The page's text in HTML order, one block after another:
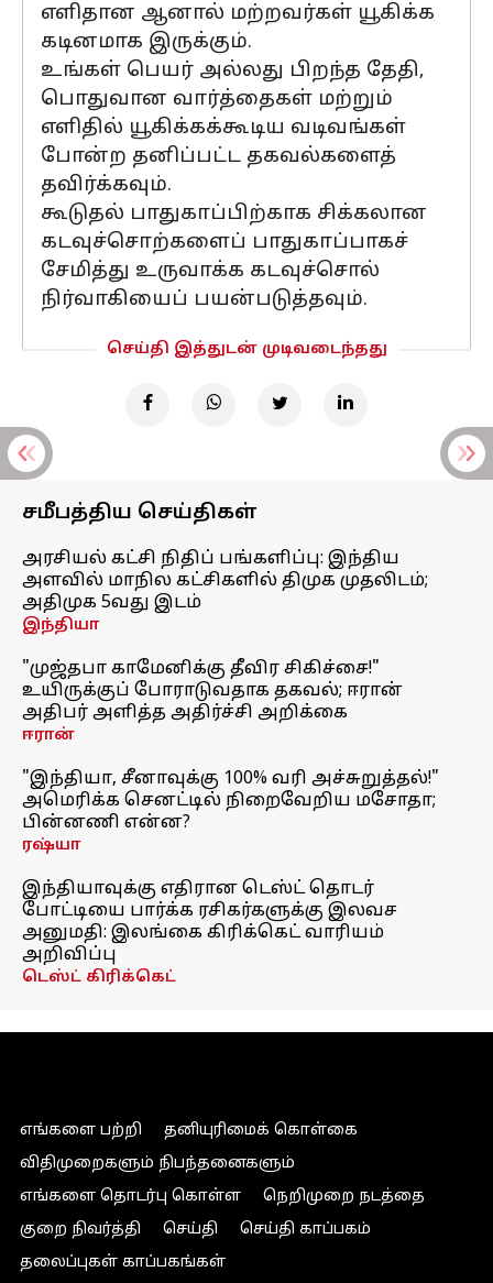
எளிதான ஆனால் மற்றவர்கள் யூகிக்க
கடினமாக இருக்கும்.
உங்கள் பெயர் அல்லது பிறந்த தேதி,
பொதுவான வார்த்தைகள் மற்றும்
எளிதில் யூகிக்கக்கூடிய வடிவங்கள்
போன்ற தனிப்பட்ட தகவல்களைத்
தவிர்க்கவும்.
கூடுதல் பாதுகாப்பிற்காக சிக்கலான
கடவுச்சொற்களைப் பாதுகாப்பாகச்
சேமித்து உருவாக்க கடவுச்சொல்
நிர்வாகியைப் பயன்படுத்தவும்.
செய்தி இத்துடன் முடிவடைந்தது
சமீபத்திய செய்திகள்
அரசியல் கட்சி நிதிப் பங்களிப்பு: இந்திய
அளவில் மாநில கட்சிகளில் திமுக முதலிடம்;
அதிமுக 5வது இடம்
இந்தியா
"முஜ்தபா காமேனிக்கு தீவிர சிகிச்சை!"
உயிருக்குப் போராடுவதாக தகவல்; ஈரான்
அதிபர் அளித்த அதிர்ச்சி அறிக்கை
ஈரான்
"இந்தியா, சீனாவுக்கு 100% வரி அச்சுறுத்தல்!"
அமெரிக்க செனட்டில் நிறைவேறிய மசோதா;
பின்னணி என்ன?
ரஷ்யா
இந்தியாவுக்கு எதிரான டெஸ்ட் தொடர்
போட்டியை பார்க்க ரசிகர்களுக்கு இலவச
அனுமதி: இலங்கை கிரிக்கெட் வாரியம்
அறிவிப்பு
டெஸ்ட் கிரிக்கெட்
எங்களை பற்றி
தனியுரிமைக் கொள்கை
விதிமுறைகளும் நிபந்தனைகளும்
எங்களை தொடர்பு கொள்ள
நெறிமுறை நடத்தை
குறை நிவர்த்தி
செய்தி
செய்தி காப்பகம்
தலைப்புகள் காப்பகங்கள்